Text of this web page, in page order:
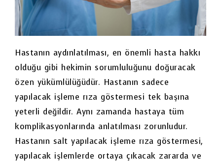
Hastanın aydınlatılması, en önemli hasta hakkı
olduğu gibi hekimin sorumluluğunu doğuracak
özen yükümlülüğüdür. Hastanın sadece
yapılacak işleme rıza göstermesi tek başına
yeterli değildir. Aynı zamanda hastaya tüm
komplikasyonlarında anlatılması zorunludur.
Hastanın salt yapılacak işleme rıza göstermesi,
yapılacak işlemlerde ortaya çıkacak zararda ve